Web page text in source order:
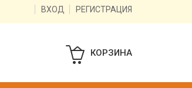
ВХОД РЕГИСТРАЦИЯ
КОРЗИНА